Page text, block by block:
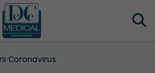
›Coronavirus